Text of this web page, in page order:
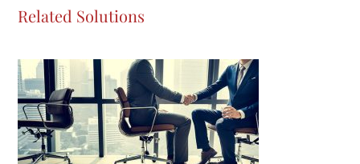
Related Solutions